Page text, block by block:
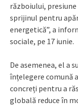
războiului,
sprijinul pentru
energetică”, a
sociale, pe 17 iunie.
De asemenea, el a
înțelegere comună
concreți pentru a
globală reduce în